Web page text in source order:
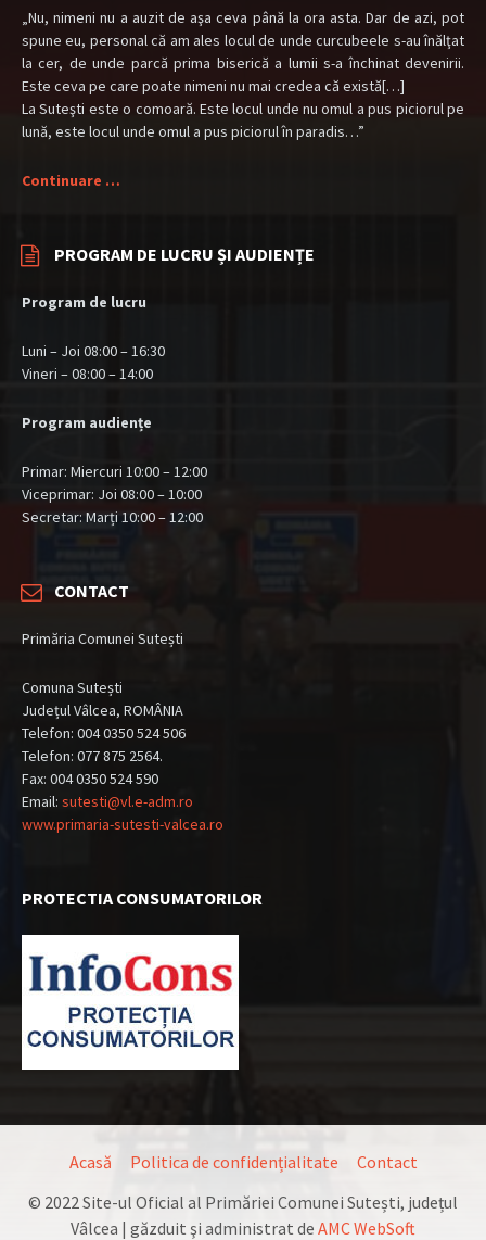
„Nu, nimeni nu a auzit de aşa ceva până la ora asta. Dar de azi, pot
spune eu, personal că am ales locul de unde curcubeele s-au înălţat
la cer, de unde parcă prima biserică a lumii s-a închinat devenirii.
Este ceva pe care poate nimeni nu mai credea că există[…]
La Suteşti este o comoară. Este locul unde nu omul a pus piciorul pe
lună, este locul unde omul a pus piciorul în paradis…”
Continuare …
PROGRAM DE LUCRU ȘI AUDIENȚE
Program de lucru
Luni – Joi 08:00 – 16:30
Vineri – 08:00 – 14:00
Program audiențe
Primar: Miercuri 10:00 – 12:00
Viceprimar: Joi 08:00 – 10:00
Secretar: Marți 10:00 – 12:00
CONTACT
Primăria Comunei Sutești
Comuna Sutești
Județul Vâlcea, ROMÂNIA
Telefon: 004 0350 524 506
Telefon: 077 875 2564.
Fax: 004 0350 524 590
Email: sutesti@vl.e-adm.ro
www.primaria-sutesti-valcea.ro
PROTECTIA CONSUMATORILOR
Acasă Politica de confidențialitate
Contact
© 2022 Site-ul Oficial al Primăriei Comunei Sutești, județul
Vâlcea | găzduit şi administrat de AMC WebSoft